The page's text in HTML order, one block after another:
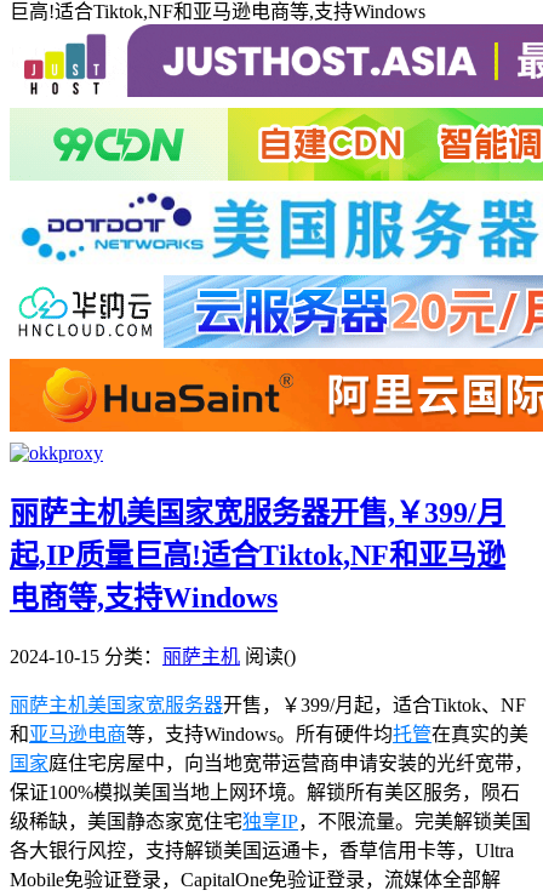
巨高!适合Tiktok,NF和亚马逊电商等,支持Windows
丽萨主机美国家宽服务器开售,￥399/月
起,IP质量巨高!适合Tiktok,NF和亚马逊
电商等,支持Windows
2024-10-15 分类： 丽萨主机 阅读()
丽萨主机美国家宽服务器开售，￥399/月起，适合Tiktok、NF
和亚马逊电商等，支持Windows。所有硬件均托管在真实的美
国家庭住宅房屋中，向当地宽带运营商申请安装的光纤宽带，
保证100%模拟美国当地上网环境。解锁所有美区服务，陨石
级稀缺，美国静态家宽住宅独享IP，不限流量。完美解锁美国
各大银行风控，支持解锁美国运通卡，香草信用卡等，Ultra
Mobile免验证登录，CapitalOne免验证登录，流媒体全部解